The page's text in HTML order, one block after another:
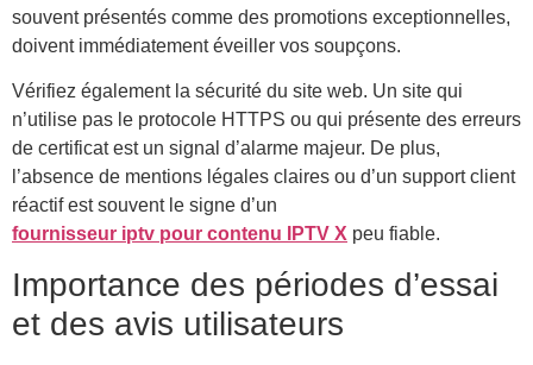
souvent présentés comme des promotions exceptionnelles,
doivent immédiatement éveiller vos soupçons.
Vérifiez également la sécurité du site web. Un site qui
n’utilise pas le protocole HTTPS ou qui présente des erreurs
de certificat est un signal d’alarme majeur. De plus,
l’absence de mentions légales claires ou d’un support client
réactif est souvent le signe d’un
fournisseur iptv pour contenu IPTV X peu fiable.
Importance des périodes d’essai
et des avis utilisateurs